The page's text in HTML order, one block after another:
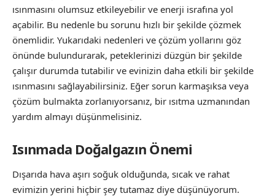
ısınmasını olumsuz etkileyebilir ve enerji israfına yol
açabilir. Bu nedenle bu sorunu hızlı bir şekilde çözmek
önemlidir. Yukarıdaki nedenleri ve çözüm yollarını göz
önünde bulundurarak, peteklerinizi düzgün bir şekilde
çalışır durumda tutabilir ve evinizin daha etkili bir şekilde
ısınmasını sağlayabilirsiniz. Eğer sorun karmaşıksa veya
çözüm bulmakta zorlanıyorsanız, bir ısıtma uzmanından
yardım almayı düşünmelisiniz.
Isınmada Doğalgazın Önemi
Dışarıda hava aşırı soğuk olduğunda, sıcak ve rahat
evimizin yerini hiçbir şey tutamaz diye düşünüyorum.